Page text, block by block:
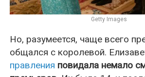
Getty Images
Но, разумеется, чаще всего
общался с королевой.
правления повидала немало